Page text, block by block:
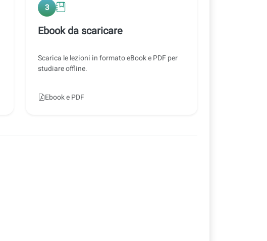
3
Ebook da scaricare
Scarica le lezioni in formato eBook e PDF per
studiare offline.
Ebook e PDF